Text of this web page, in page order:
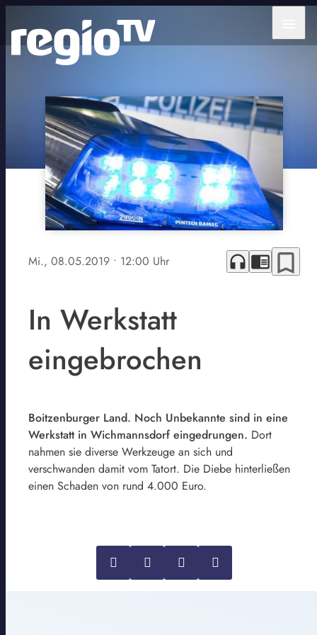
Mi., 08.05.2019 • 12:00 Uhr headphones chrome_reader_mode bookmark_border
In Werkstatt
eingebrochen
Boitzenburger Land. Noch Unbekannte sind in eine
Werkstatt in Wichmannsdorf eingedrungen. Dort
nahmen sie diverse Werkzeuge an sich und
verschwanden damit vom Tatort. Die Diebe hinterließen
einen Schaden von rund 4.000 Euro.